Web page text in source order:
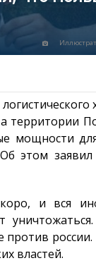
территории
мощности
этом
и вся
против
властей.